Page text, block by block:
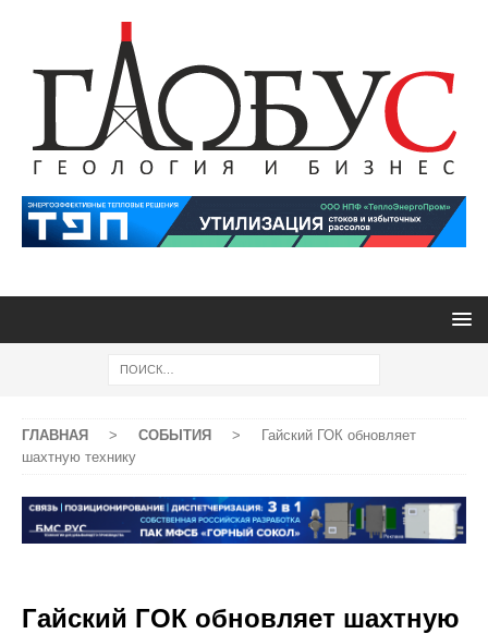
ГЛАВНАЯ > СОБЫТИЯ >
Гайский ГОК обновляет
шахтную технику
Гайский ГОК обновляет шахтную